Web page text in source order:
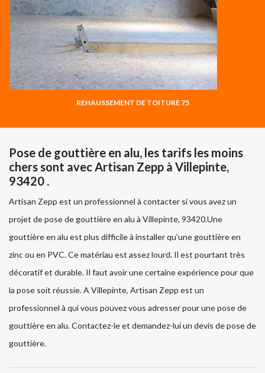
REHAUSSEMENT DE TOITURE 75
Pose de gouttière en alu, les tarifs les moins
chers sont avec Artisan Zepp à Villepinte,
93420 .
Artisan Zepp est un professionnel à contacter si vous avez un
projet de pose de gouttière en alu à Villepinte, 93420.Une
gouttière en alu est plus difficile à installer qu’une gouttière en
zinc ou en PVC. Ce matériau est assez lourd. Il est pourtant très
décoratif et durable. Il faut avoir une certaine expérience pour que
la pose soit réussie. A Villepinte, Artisan Zepp est un
professionnel à qui vous pouvez vous adresser pour une pose de
gouttière en alu. Contactez-le et demandez-lui un devis de pose de
gouttière.